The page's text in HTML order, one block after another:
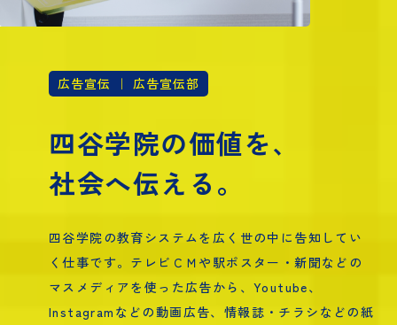
広告宣伝 ｜ 広告宣伝部
四谷学院の価値を、
社会へ伝える。
四谷学院の教育システムを広く世の中に告知してい
く仕事です。テレビＣＭや駅ポスター・新聞などの
マスメディアを使った広告から、Youtube、
Instagramなどの動画広告、情報誌・チラシなどの紙